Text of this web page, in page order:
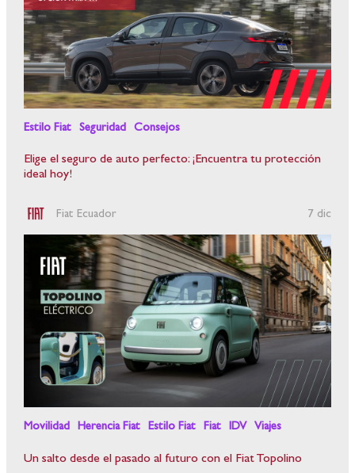
Estilo Fiat Seguridad Consejos
Elige el seguro de auto perfecto: ¡Encuentra tu protección
ideal hoy!
Fiat Ecuador 7 dic
Movilidad Herencia Fiat Estilo Fiat Fiat IDV Viajes
Un salto desde el pasado al futuro con el Fiat Topolino